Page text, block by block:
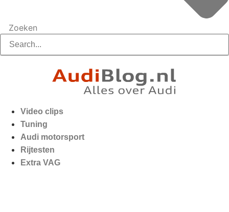
Zoeken
Video clips
Tuning
Audi motorsport
Rijtesten
Extra VAG